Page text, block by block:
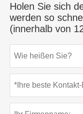
Holen Sie sich
werden so
(innerhalb von